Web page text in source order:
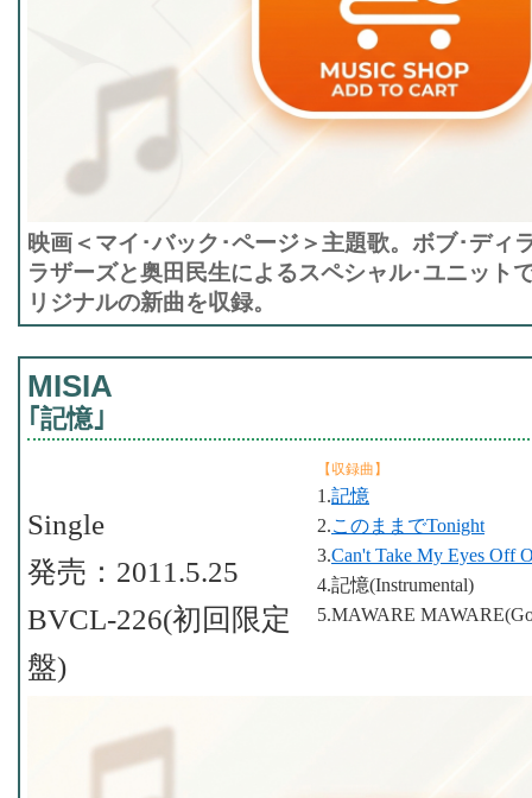
映画＜マイ･バック･ページ＞主題歌。ボブ･ディ
ラザーズと奥田民生によるスペシャル･ユニット
リジナルの新曲を収録。
MISIA
｢記憶｣
【収録曲】
1.記憶
2.このままでTonight
3.Can't Take My Eyes Off
4.記憶(Instrumental)
5.MAWARE
Single
発売：2011.5.25
BVCL-226(初回限定
盤)